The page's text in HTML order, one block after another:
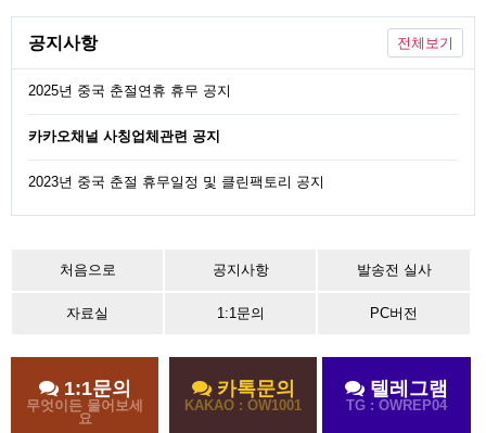
공지사항
2025년 중국 춘절연휴 휴무 공지
카카오채널 사칭업체관련 공지
2023년 중국 춘절 휴무일정 및 클린팩토리 공지
전체보기
처음으로 공지사항 발송전 실사
자료실 1:1문의 PC버전
1:1문의
무엇이든 물어보세
요
카톡문의
KAKAO : OW1001
텔레그램
TG : OWREP04